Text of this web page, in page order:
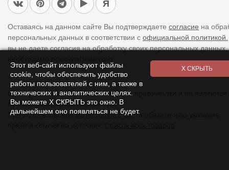
Я
Оставаясь на данном сайте Вы подтверждаете согласие на
персональных данных в соответствии с официальной политикой.
вы не даете согласия на обработку своих персональных
Цены указанные на сайте являются справочными и не являются
публичной офертой (ст. 437 ГК).
При использованииматериаловс сайта обязательно указание
Этот веб-сайт используют файлы
cookie, чтобы обеспечить удобство
работы пользователей с ним, а также в
технических и аналитических целях.
Вы можете Х СКРЫТЬ это окно. В
дальнейшем оно появляться не будет.